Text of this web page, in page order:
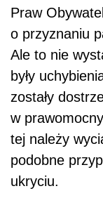
Praw
o przyznaniu
Ale to nie
były
zostały
w
tej należy
podobne
ukryciu.